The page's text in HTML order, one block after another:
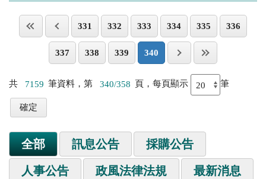
331 332 333 334 335 336
337 338 339 340
共 7159 筆資料，第 340/358 頁，每頁顯示 筆
全部 訊息公告 採購公告
人事公告 政風法律法規 最新消息